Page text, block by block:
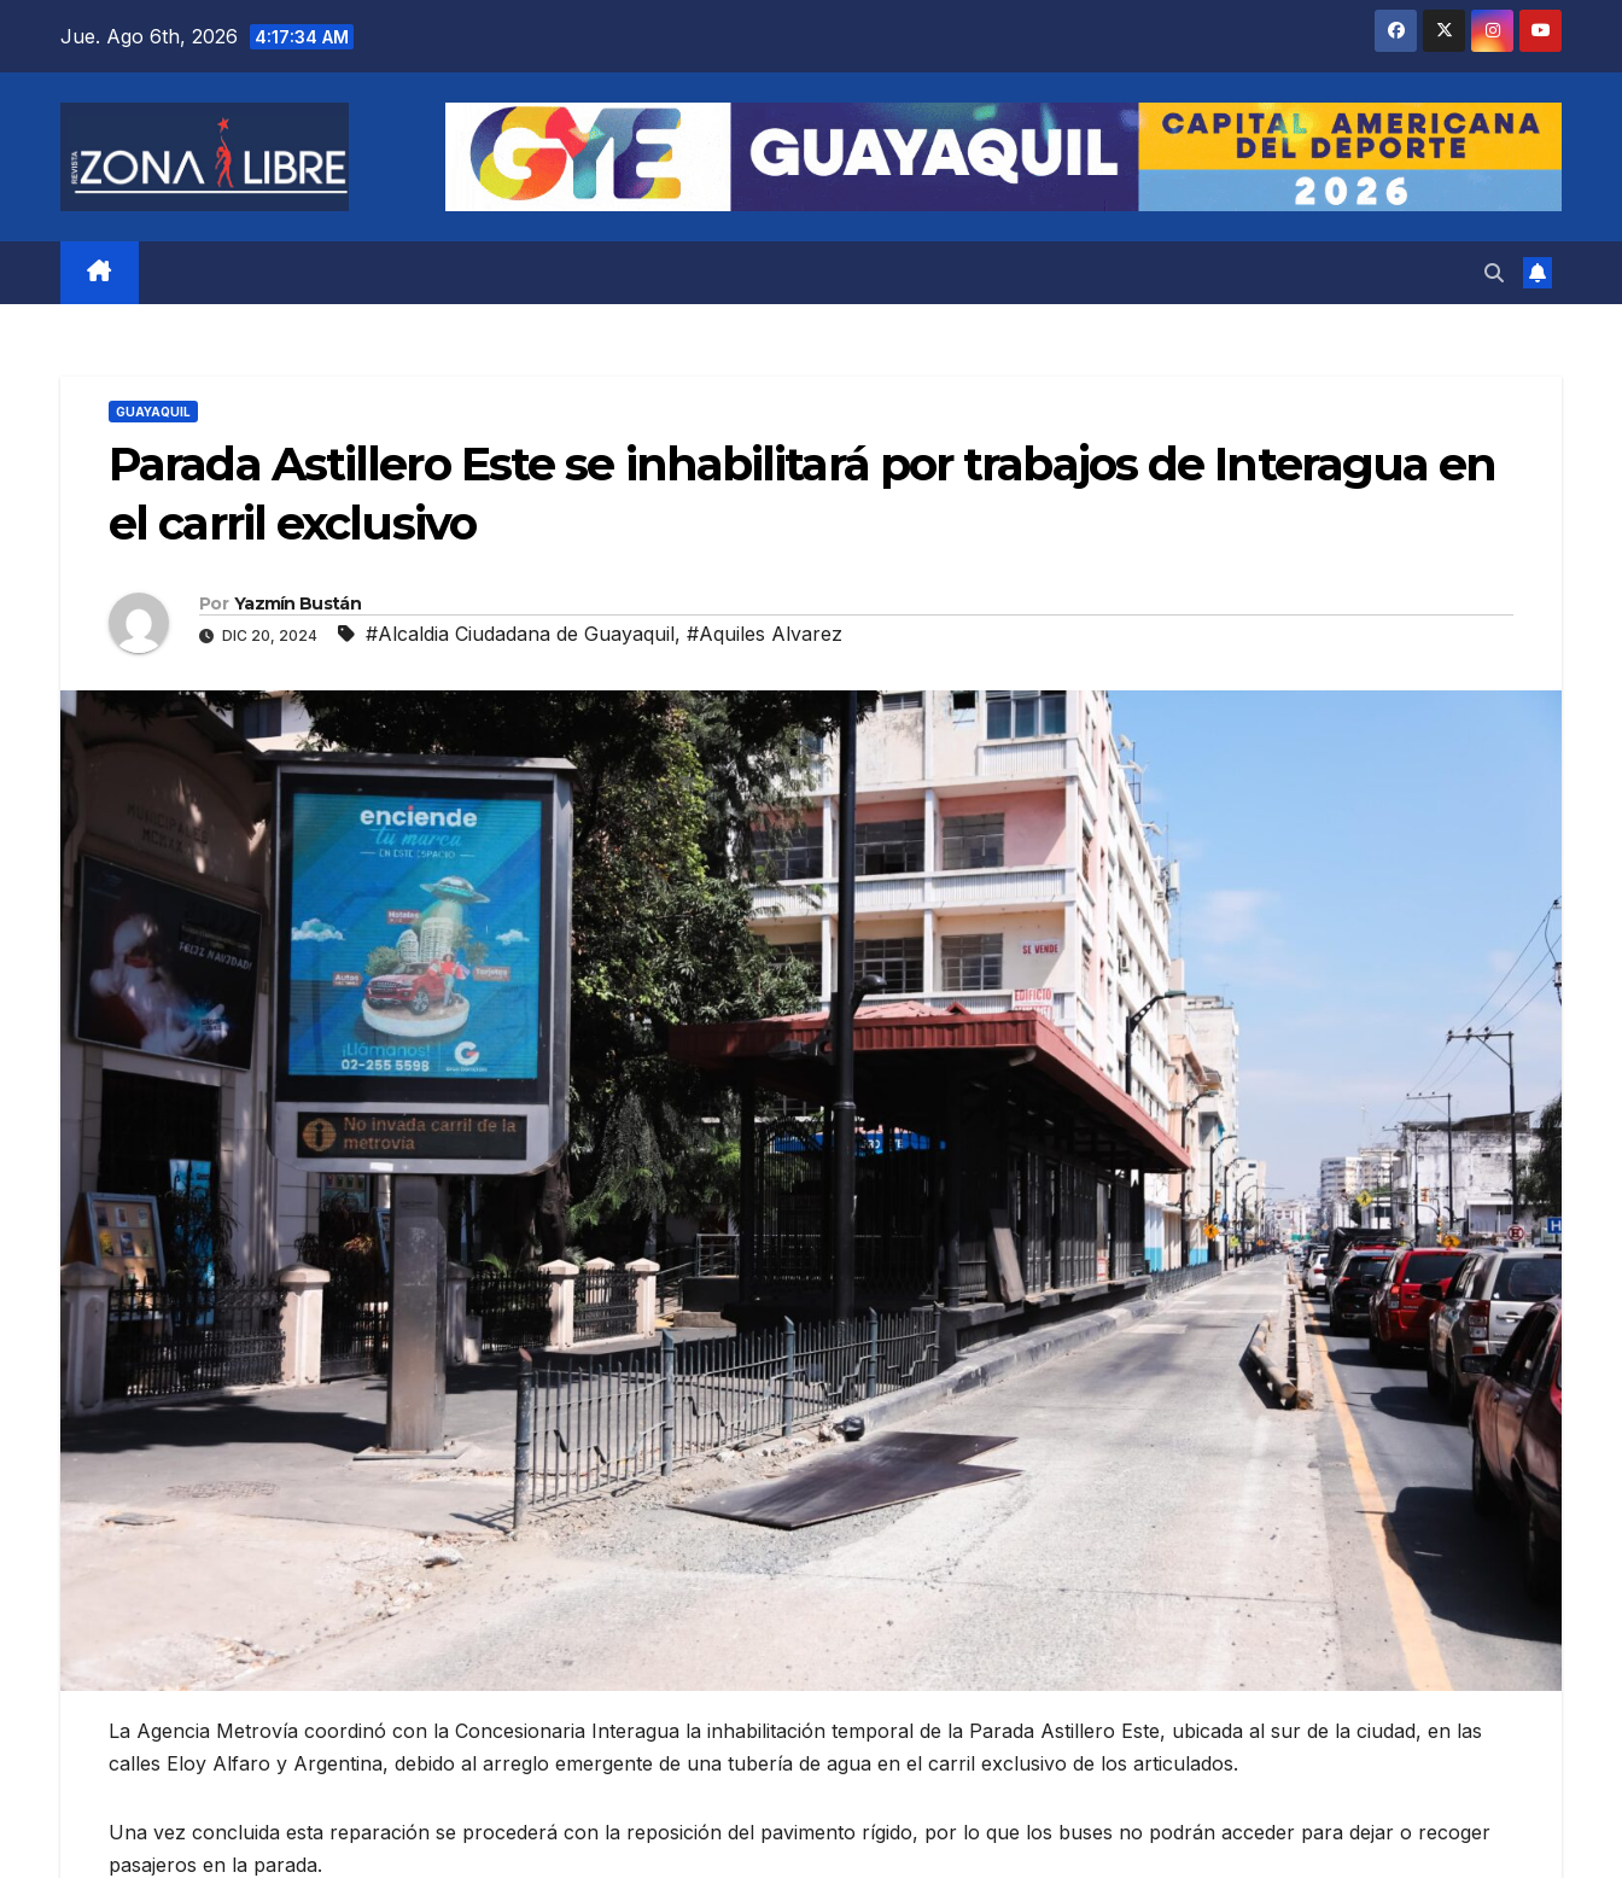
Jue. Ago 6th, 2026 4:17:36 AM
GUAYAQUIL
Parada Astillero Este se inhabilitará por trabajos de Interagua en
el carril exclusivo
Por Yazmín Bustán
DIC 20, 2024 #Alcaldia Ciudadana de Guayaquil, #Aquiles Alvarez
La Agencia Metrovía coordinó con la Concesionaria Interagua la inhabilitación temporal de la Parada Astillero Este, ubicada al sur de la ciudad, en las
calles Eloy Alfaro y Argentina, debido al arreglo emergente de una tubería de agua en el carril exclusivo de los articulados.
Una vez concluida esta reparación se procederá con la reposición del pavimento rígido, por lo que los buses no podrán acceder para dejar o recoger
pasajeros en la parada.